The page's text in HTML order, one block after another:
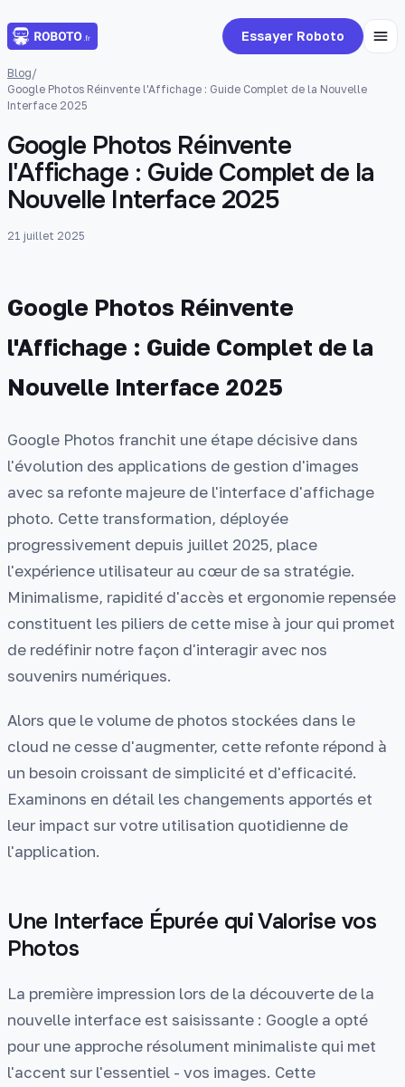
Essayer Roboto
Blog/
Google Photos Réinvente l'Affichage : Guide Complet de la Nouvelle
Interface 2025
Google Photos Réinvente
l'Affichage : Guide Complet de la
Nouvelle Interface 2025
21 juillet 2025
Google Photos Réinvente
l'Affichage : Guide Complet de la
Nouvelle Interface 2025
Google Photos franchit une étape décisive dans
l'évolution des applications de gestion d'images
avec sa refonte majeure de l'interface d'affichage
photo. Cette transformation, déployée
progressivement depuis juillet 2025, place
l'expérience utilisateur au cœur de sa stratégie.
Minimalisme, rapidité d'accès et ergonomie repensée
constituent les piliers de cette mise à jour qui promet
de redéfinir notre façon d'interagir avec nos
souvenirs numériques.
Alors que le volume de photos stockées dans le
cloud ne cesse d'augmenter, cette refonte répond à
un besoin croissant de simplicité et d'efficacité.
Examinons en détail les changements apportés et
leur impact sur votre utilisation quotidienne de
l'application.
Une Interface Épurée qui Valorise vos
Photos
La première impression lors de la découverte de la
nouvelle interface est saisissante : Google a opté
pour une approche résolument minimaliste qui met
l'accent sur l'essentiel - vos images. Cette